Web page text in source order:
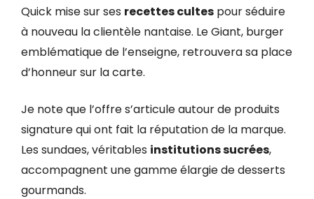
Quick mise sur ses recettes cultes pour séduire
à nouveau la clientèle nantaise. Le Giant, burger
emblématique de l’enseigne, retrouvera sa place
d’honneur sur la carte.
Je note que l’offre s’articule autour de produits
signature qui ont fait la réputation de la marque.
Les sundaes, véritables institutions sucrées,
accompagnent une gamme élargie de desserts
gourmands.